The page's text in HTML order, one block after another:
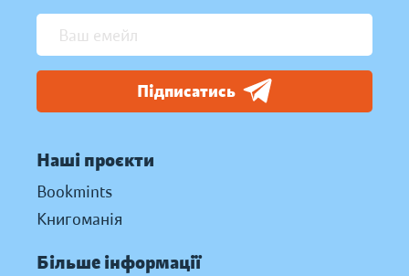
Підписатись
Наші проєкти
Bookmints
Книгоманія
Більше інформації